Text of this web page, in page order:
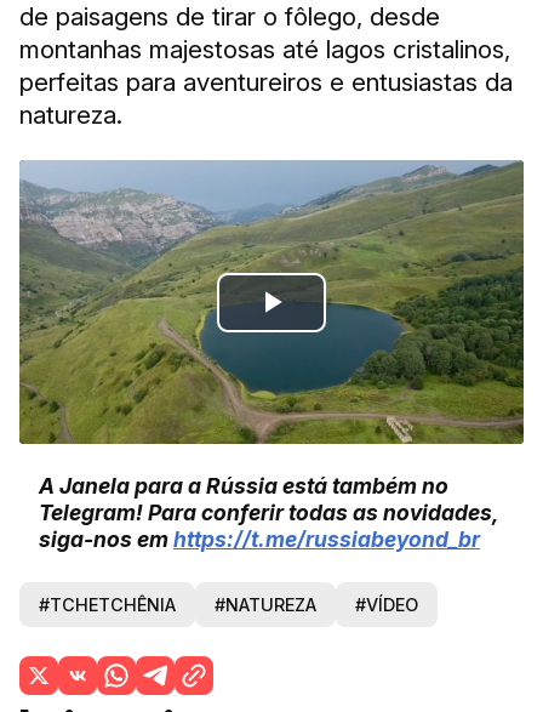
de paisagens de tirar o fôlego, desde
montanhas majestosas até lagos cristalinos,
perfeitas para aventureiros e entusiastas da
natureza.
Play
Video
A Janela para a Rússia está também no
Telegram! Para conferir todas as novidades,
siga-nos emhttps://t.me/russiabeyond_br
#TCHETCHÊNIA #NATUREZA #VÍDEO